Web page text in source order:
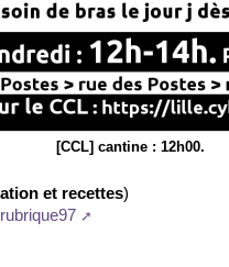
[CCL] cantine : 12h00.
et recettes)